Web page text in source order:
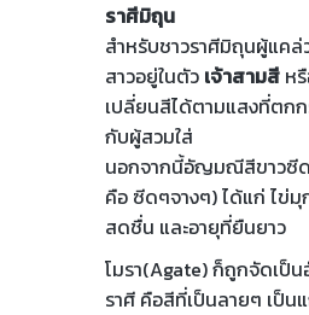
ราศีมิถุน
สำหรับชาวราศีมิถุนผู้แคล่
สาวอยู่ในตัว เจ้าสามสี ห
เปลี่ยนสีได้ตามแสงที่ตกก
กับผู้สวมใส่
นอกจากนี้อัญมณีสีขาวซีด
คือ ซีดๆจางๆ) ได้แก่ ไข่
สดชื่น และอายุที่ยืนยาว
โมรา(Agate) ก็ถูกจัดเป็
ราศี คือสีที่เป็นลายๆ เป็